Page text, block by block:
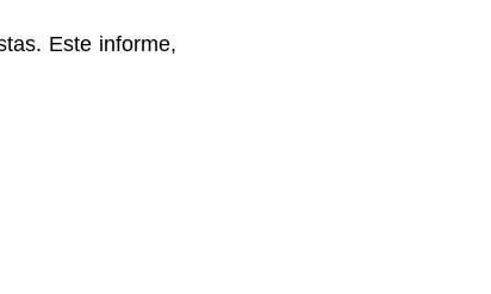
Este informe,